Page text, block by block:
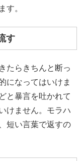
す。
す
たらきちんと断っ
になってはいけま
と暴言を吐かれて
けません。モラハ
短い言葉で返すの